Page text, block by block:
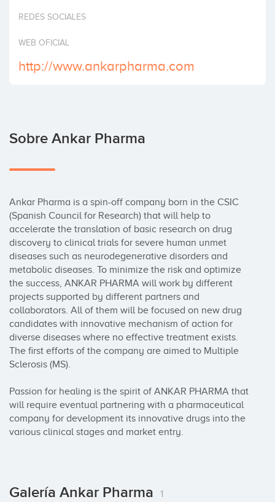
Invertir
REDES SOCIALES
WEB OFICIAL
http://www.ankarpharma.com
Sobre Ankar Pharma
Ankar Pharma is a spin-off company born in the CSIC
(Spanish Council for Research) that will help to
accelerate the translation of basic research on drug
discovery to clinical trials for severe human unmet
diseases such as neurodegenerative disorders and
metabolic diseases. To minimize the risk and optimize
the success, ANKAR PHARMA will work by different
projects supported by different partners and
collaborators. All of them will be focused on new drug
candidates with innovative mechanism of action for
diverse diseases where no effective treatment exists.
The first efforts of the company are aimed to Multiple
Sclerosis (MS).
Passion for healing is the spirit of ANKAR PHARMA that
will require eventual partnering with a pharmaceutical
company for development its innovative drugs into the
various clinical stages and market entry.
Galería Ankar Pharma 1